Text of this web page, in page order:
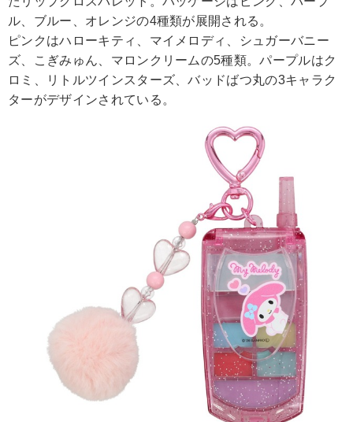
ル、ブルー、オレンジの4種類が展開される。
ピンクはハローキティ、マイメロディ、シュガーバニー
ズ、こぎみゅん、マロンクリームの5種類。パープルはク
ロミ、リトルツインスターズ、バッドばつ丸の3キャラク
ターがデザインされている。